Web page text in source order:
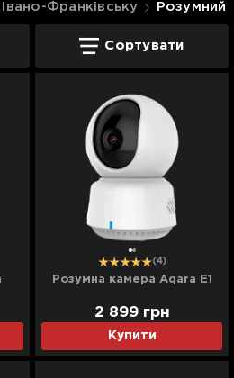
Франківську Розумний
Сортувати
(4)
Розумна камера Aqara E1
Купити
2 899 грн